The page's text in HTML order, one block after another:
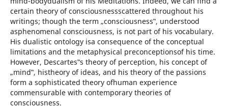
certain theory of consciousnessscattered throughout his
writings; though the term „consciousness‟, understood
asphenomenal consciousness, is not part of his vocabulary.
His dualistic ontology isa consequence of the conceptual
limitations and the metaphysical preconceptionsof his time.
However, Descartes‟s theory of perception, his concept of
„mind‟, histheory of ideas, and his theory of the passions
form a sophisticated theory ofhuman experience
commensurable with contemporary theories of
consciousness.